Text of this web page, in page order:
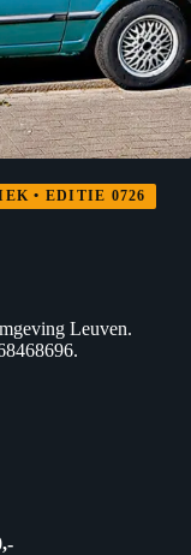
• EDITIE 0726
Leuven.